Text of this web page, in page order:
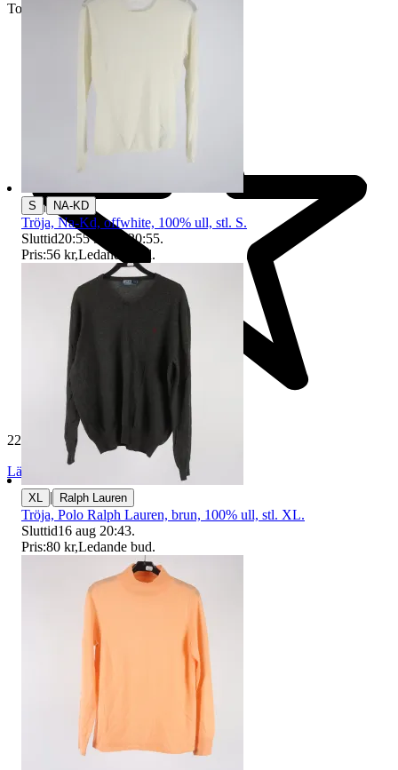
Toppsäljare
229 646 omdömen
Läs omdömen
S | NA-KD
Tröja, Na-Kd, offwhite, 100% ull, stl. S.
Sluttid20:55 9 aug 20:55.
Pris:56 kr,Ledande bud.
XL | Ralph Lauren
Tröja, Polo Ralph Lauren, brun, 100% ull, stl. XL.
Sluttid16 aug 20:43.
Pris:80 kr,Ledande bud.